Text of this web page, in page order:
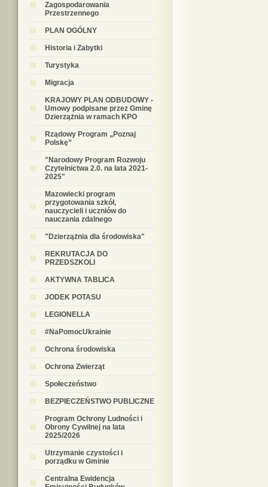
Zagospodarowania
Przestrzennego
PLAN OGÓLNY
Historia i Zabytki
Turystyka
Migracja
KRAJOWY PLAN ODBUDOWY -
Umowy podpisane przez Gminę
Dzierzążnia w ramach KPO
Rządowy Program „Poznaj
Polskę”
"Narodowy Program Rozwoju
Czytelnictwa 2.0. na lata 2021-
2025"
Mazowiecki program
przygotowania szkół,
nauczycieli i uczniów do
nauczania zdalnego
"Dzierzążnia dla środowiska"
REKRUTACJA DO
PRZEDSZKOLI
AKTYWNA TABLICA
JODEK POTASU
LEGIONELLA
#NaPomocUkrainie
Ochrona środowiska
Ochrona Zwierząt
Społeczeństwo
BEZPIECZEŃSTWO PUBLICZNE
Program Ochrony Ludności i
Obrony Cywilnej na lata
2025/2026
Utrzymanie czystości i
porządku w Gminie
Centralna Ewidencja